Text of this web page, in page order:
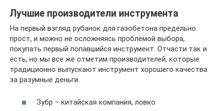
Лучшие производители инструмента
На первый взгляд рубанок для газобетона предельно
прост, и можно не осложняясь проблемой выбора,
покупать первый попавшийся инструмент. Отчасти так и
есть, но мы все же отметим производителей, которые
традиционно выпускают инструмент хорошего качества
за разумные деньги.
Зубр – китайская компания, ловко